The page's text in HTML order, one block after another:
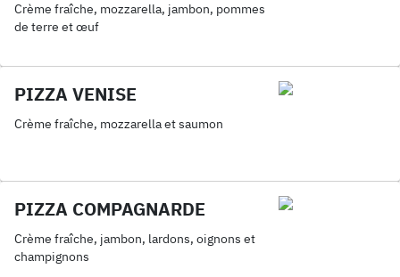
Crème fraîche, mozzarella, jambon, pommes
de terre et œuf
PIZZA VENISE
Crème fraîche, mozzarella et saumon
PIZZA COMPAGNARDE
Crème fraîche, jambon, lardons, oignons et
champignons